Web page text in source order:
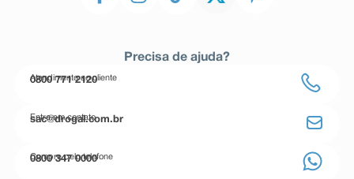
Precisa de ajuda?
Atendimento ao cliente
0800 771 2120
Entre em contato
sac@drogal.com.br
Compre pelo telefone
0800 347 0000